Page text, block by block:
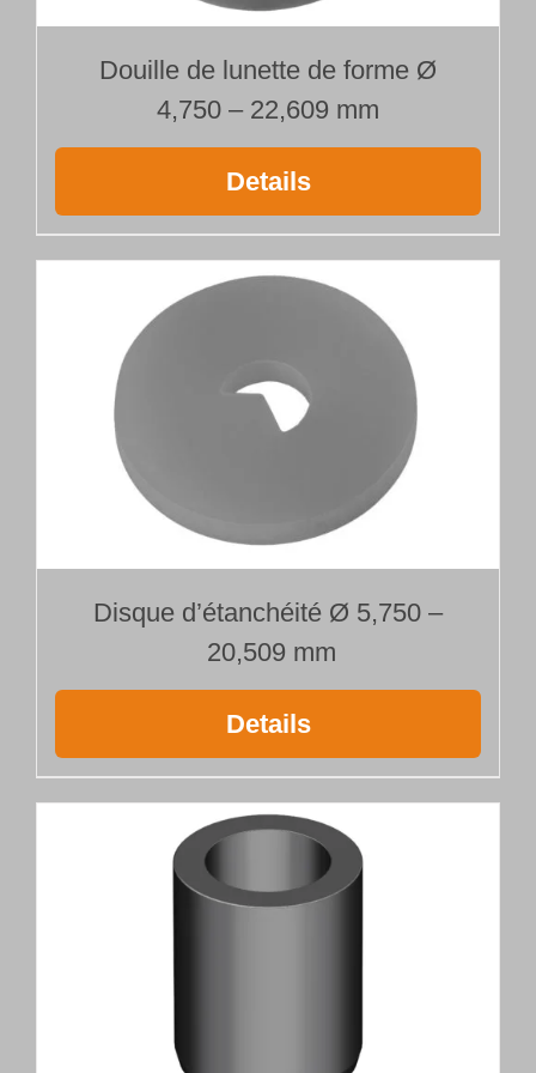
Douille de lunette de forme Ø
4,750 – 22,609 mm
Details
Disque d’étanchéité Ø 5,750 –
20,509 mm
Details